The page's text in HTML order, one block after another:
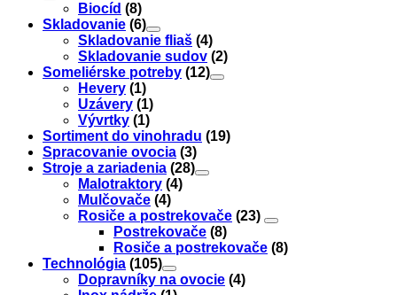
Biocíd (8)
Skladovanie (6)
Skladovanie fliaš (4)
Skladovanie sudov (2)
Someliérske potreby (12)
Hevery (1)
Uzávery (1)
Vývrtky (1)
Sortiment do vinohradu (19)
Spracovanie ovocia (3)
Stroje a zariadenia (28)
Malotraktory (4)
Mulčovače (4)
Rosiče a postrekovače (23)
Postrekovače (8)
Rosiče a postrekovače (8)
Technológia (105)
Dopravníky na ovocie (4)